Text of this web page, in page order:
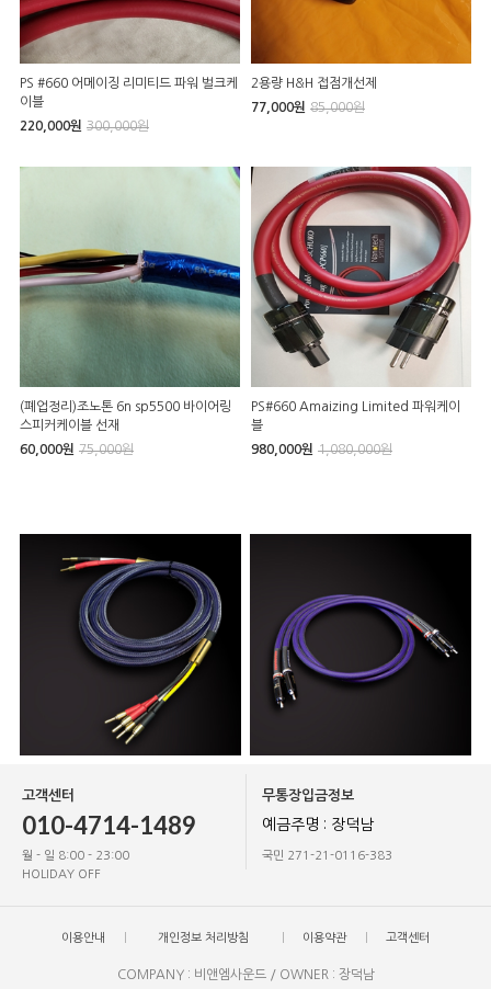
PS #660 어메이징 리미티드 파워 벌크케
이블
220,000원 300,000원
2용량 H&H 접점개선제
77,000원 85,000원
(폐업정리)조노톤 6n sp5500 바이어링
스피커케이블 선재
60,000원 75,000원
PS#660 Amaizing Limited 파워케이
블
980,000원 1,080,000원
고객센터
010-4714-1489
월 - 일 8:00 - 23:00
HOLIDAY OFF
무통장입금정보
예금주명 : 장덕남
국민 271-21-0116-383
이용안내 개인정보 처리방침 이용약관 고객센터
COMPANY : 비앤엠사운드 / OWNER : 장덕남